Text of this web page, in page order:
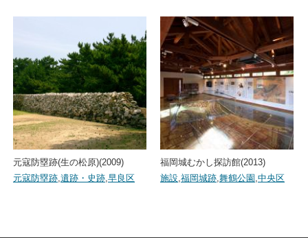
元寇防塁跡(生の松原)(2009)
元寇防塁跡,遺跡・史跡,早良区
福岡城むかし探訪館(2013)
施設,福岡城跡,舞鶴公園 ,中央区